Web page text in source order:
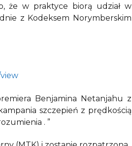
że w praktyce biorą udział w
z Kodeksem Norymberskim
Benjamina Netanjahu z
szczepień z prędkością
. ”